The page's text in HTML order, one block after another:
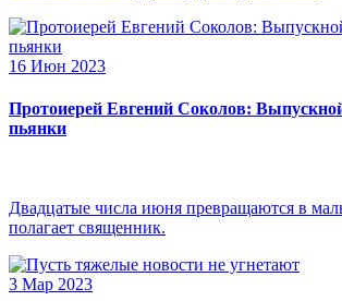
16 Июн 2023
Протоиерей Евгений Соколов:
пьянки
Двадцатые числа июня превращаются в
полагает священник.
3 Мар 2023